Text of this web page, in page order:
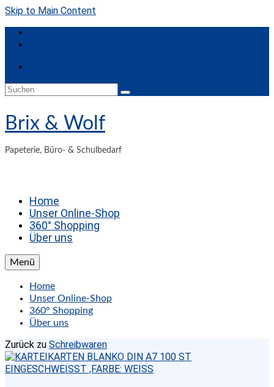
Skip to Main Content
Suchen
Brix & Wolf
Papeterie, Büro- & Schulbedarf
Home
Unser Online-Shop
360° Shopping
Über uns
Menü
Home
Unser Online-Shop
360° Shopping
Über uns
Zurück zu Schreibwaren